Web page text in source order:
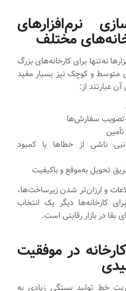
نرم‌افزارهای
مختلف
نه‌تنها برای کارخانه‌های بزرگ
متوسط و کوچک نیز بسیار مفید
عبارتند از:
سفارش‌ها
ناشی از خطاها یا کمبود
تحویل به‌موقع و باکیفیت
و ارزان‌تر شدن زیرساخت‌ها،
کارخانه‌ها دیگر یک انتخاب
در بازار رقابتی است.
در موفقیت
خط تولید بستگی زیادی به